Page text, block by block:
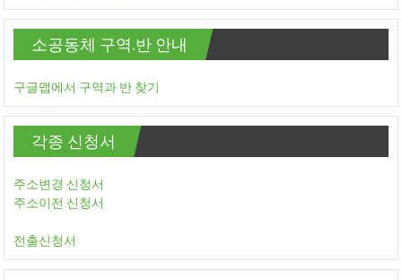
소공동체 구역.반 안내
구글맵에서 구역과 반 찾기
각종 신청서
주소변경 신청서
주소이전 신청서
전출신청서